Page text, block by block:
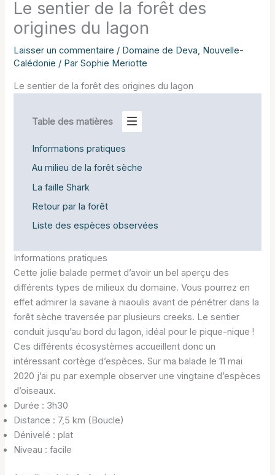
Le sentier de la forêt des
origines du lagon
Laisser un commentaire / Domaine de Deva, Nouvelle-
Calédonie / ParSophie Meriotte
Le sentier de la forêt des origines du lagon
Table des matières
Informations pratiques
Au milieu de la forêt sèche
La faille Shark
Retour par la forêt
Liste des espèces observées
Informations pratiques
Cette jolie balade permet d’avoir un bel aperçu des
différents types de milieux du domaine. Vous pourrez en
effet admirer la savane à niaoulis avant de pénétrer dans la
forêt sèche traversée par plusieurs creeks. Le sentier
conduit jusqu’au bord du lagon, idéal pour le pique-nique !
Ces différents écosystèmes accueillent donc un
intéressant cortège d’espèces. Sur ma balade le 11 mai
2020 j’ai pu par exemple observer une vingtaine d’espèces
d’oiseaux.
Durée : 3h30
Distance : 7,5 km (Boucle)
Dénivelé : plat
Niveau : facile